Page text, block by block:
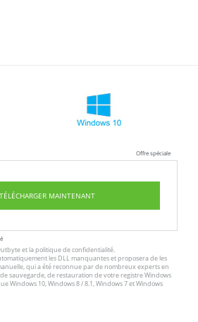
Offre spéciale
TÉLÉCHARGER MAINTENANT
etla politique de confidentialité.
les DLL manquantes et proposera de les
qui a été reconnue par de nombreux experts en
sauvegarde, de restauration de votre registre Windows
Windows 10, Windows 8 / 8.1, Windows 7 et Windows